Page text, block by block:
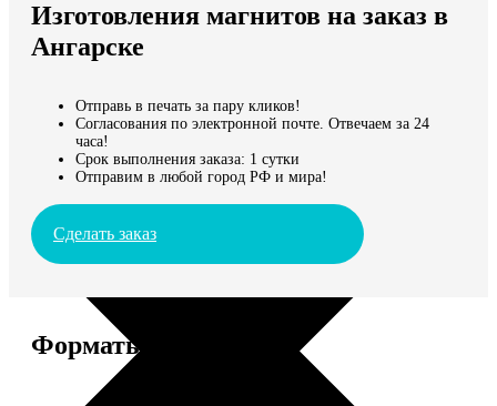
Мы доставляем по всему миру
Продолжить без города
Изготовления магнитов на заказ в
Ангарске
Отправь в печать за пару кликов!
Согласования по электронной почте. Отвечаем за 24
часа!
Срок выполнения заказа: 1 сутки
Отправим в любой город РФ и мира!
Сделать заказ
Форматы и цены
Услуга